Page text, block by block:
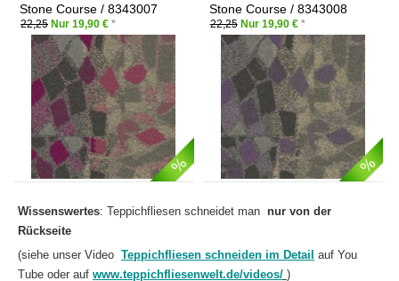
Stone Course / 8343007
Pink/stone
22,25 Nur 19,90 € *
Stone Course / 8343008
Purple/stone
22,25Nur 19,90 € *
Wissenswertes: Teppichfliesen schneidet man nur von der
Rückseite
(siehe unser Video Teppichfliesen schneiden im Detail auf You
Tube oder auf www.teppichfliesenwelt.de/videos/ )